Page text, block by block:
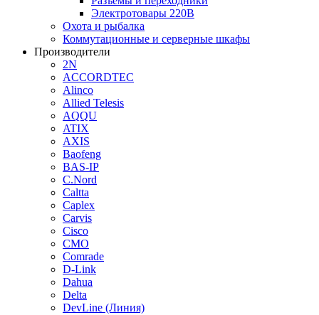
Электротовары 220В
Охота и рыбалка
Коммутационные и серверные шкафы
Производители
2N
ACCORDTEC
Alinco
Allied Telesis
AQQU
ATIX
AXIS
Baofeng
BAS-IP
C.Nord
Caltta
Caplex
Carvis
Cisco
CMO
Comrade
D-Link
Dahua
Delta
DevLine (Линия)